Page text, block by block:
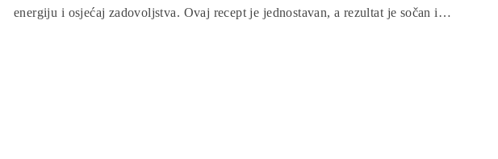
energiju i osjećaj zadovoljstva. Ovaj recept je jednostavan, a rezultat je sočan i